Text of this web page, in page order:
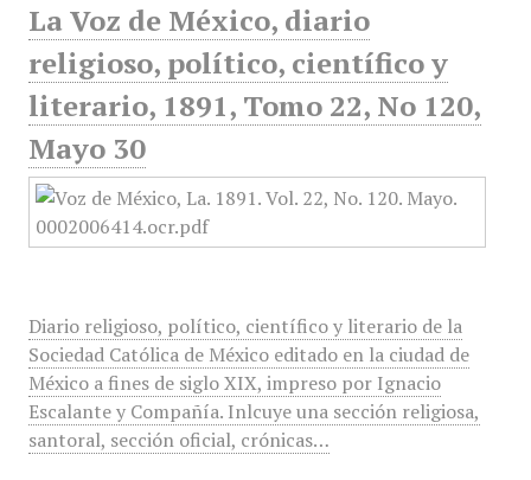
La Voz de México, diario
religioso, político, científico y
literario, 1891, Tomo 22, No 120,
Mayo 30
Diario religioso, político, científico y literario de la
Sociedad Católica de México editado en la ciudad de
México a fines de siglo XIX, impreso por Ignacio
Escalante y Compañía. Inlcuye una sección religiosa,
santoral, sección oficial, crónicas…